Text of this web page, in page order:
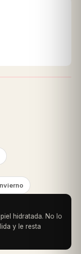
hidratada. No lo
y le resta